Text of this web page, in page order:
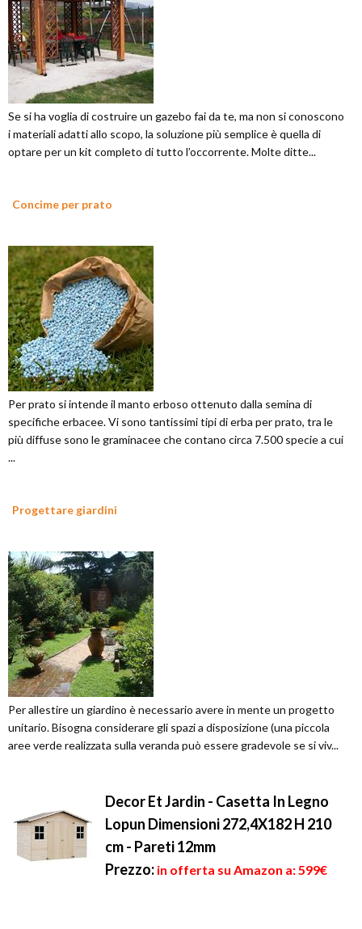
Se si ha voglia di costruire un gazebo fai da te, ma non si conoscono
i materiali adatti allo scopo, la soluzione più semplice è quella di
optare per un kit completo di tutto l’occorrente. Molte ditte...
Concime per prato
Per prato si intende il manto erboso ottenuto dalla semina di
specifiche erbacee. Vi sono tantissimi tipi di erba per prato, tra le
più diffuse sono le graminacee che contano circa 7.500 specie a cui
...
Progettare giardini
Per allestire un giardino è necessario avere in mente un progetto
unitario. Bisogna considerare gli spazi a disposizione (una piccola
aree verde realizzata sulla veranda può essere gradevole se si viv...
Decor Et Jardin - Casetta In Legno
Lopun Dimensioni 272,4X182 H 210
cm - Pareti 12mm
Prezzo: in offerta su Amazon a: 599€